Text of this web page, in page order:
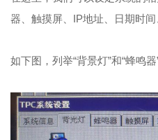
器、触摸屏、IP地址、日期时间
如下图，列举“背景灯”和“蜂鸣